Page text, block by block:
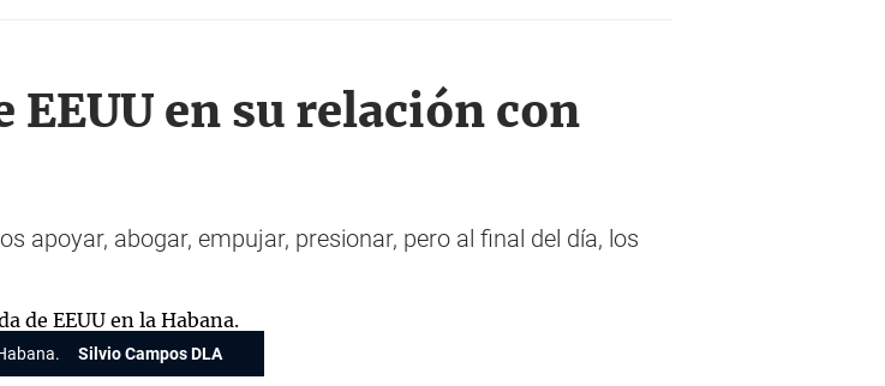
EEUU en su relación con
apoyar, abogar, empujar, presionar, pero al final del día, los
Silvio Campos DLA